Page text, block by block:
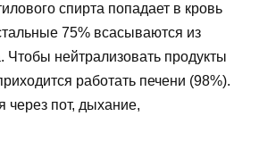
спирта попадает в кровь
75% всасываются из
Чтобы нейтрализовать продукты
работать печени (98%).
через пот, дыхание,